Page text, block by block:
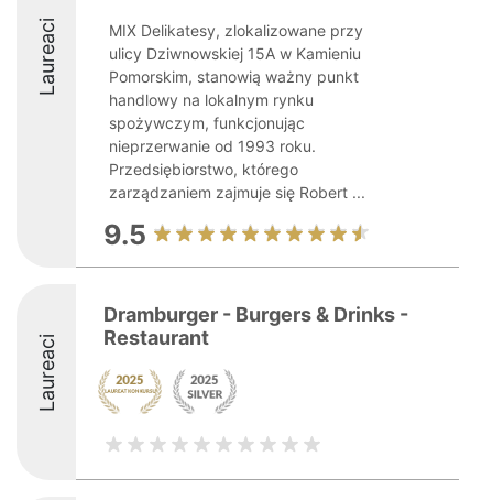
Laureaci
MIX Delikatesy, zlokalizowane przy
ulicy Dziwnowskiej 15A w Kamieniu
Pomorskim, stanowią ważny punkt
handlowy na lokalnym rynku
spożywczym, funkcjonując
nieprzerwanie od 1993 roku.
Przedsiębiorstwo, którego
zarządzaniem zajmuje się Robert ...
9.5
Laureaci
Dramburger - Burgers & Drinks -
Restaurant